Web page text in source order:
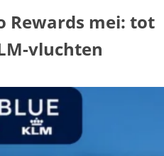
Rewards mei: tot
vluchten